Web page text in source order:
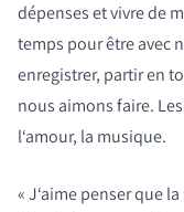
dépenses et vivre de
temps pour être avec
enregistrer, partir en
nous aimons faire.
l‘amour, la musique.
« J‘aime penser que